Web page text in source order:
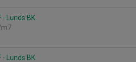
- Lunds BK
- Lunds BK